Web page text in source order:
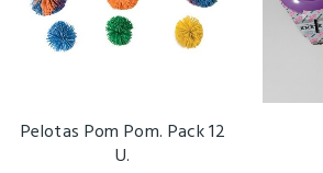
Pelotas Pom Pom. Pack 12
U.